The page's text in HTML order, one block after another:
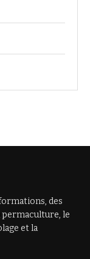
des
permaculture, le
et la